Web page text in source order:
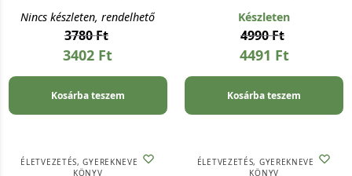
Nincs készleten, rendelhető
3780Ft
3402 Ft
Kosárba teszem
Készleten
4990Ft
4491 Ft
Kosárba teszem
ÉLETVEZETÉS,GYEREKNEVELÉS,
KÖNYV
ÉLETVEZETÉS, GYEREKNEVELÉS,
KÖNYV